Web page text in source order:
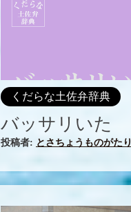
くだらな土佐弁辞典
バッサリいた
投稿者: とさちょうものがたり